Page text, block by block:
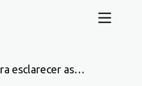
esclarecer as